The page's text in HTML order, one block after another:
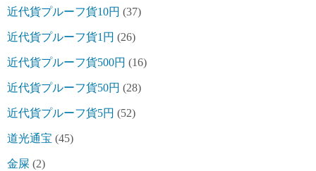
近代貨プルーフ貨10円 (37)
近代貨プルーフ貨1円 (26)
近代貨プルーフ貨500円 (16)
近代貨プルーフ貨50円 (28)
近代貨プルーフ貨5円 (52)
道光通宝 (45)
金屎 (2)